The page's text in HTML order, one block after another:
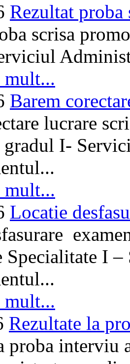
Rezultat proba
scrisa
mult...
Barem
lucrare
gradul I-
mult...
Locatie
Specialitate I
mult...
Rezultate la
proba interviu